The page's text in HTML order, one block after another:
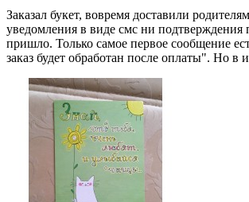
Заказал букет, вовремя доставили
уведомления в виде смс ни подтверждения
пришло. Только самое первое сообщение
заказ будет обработан после оплаты". Но в